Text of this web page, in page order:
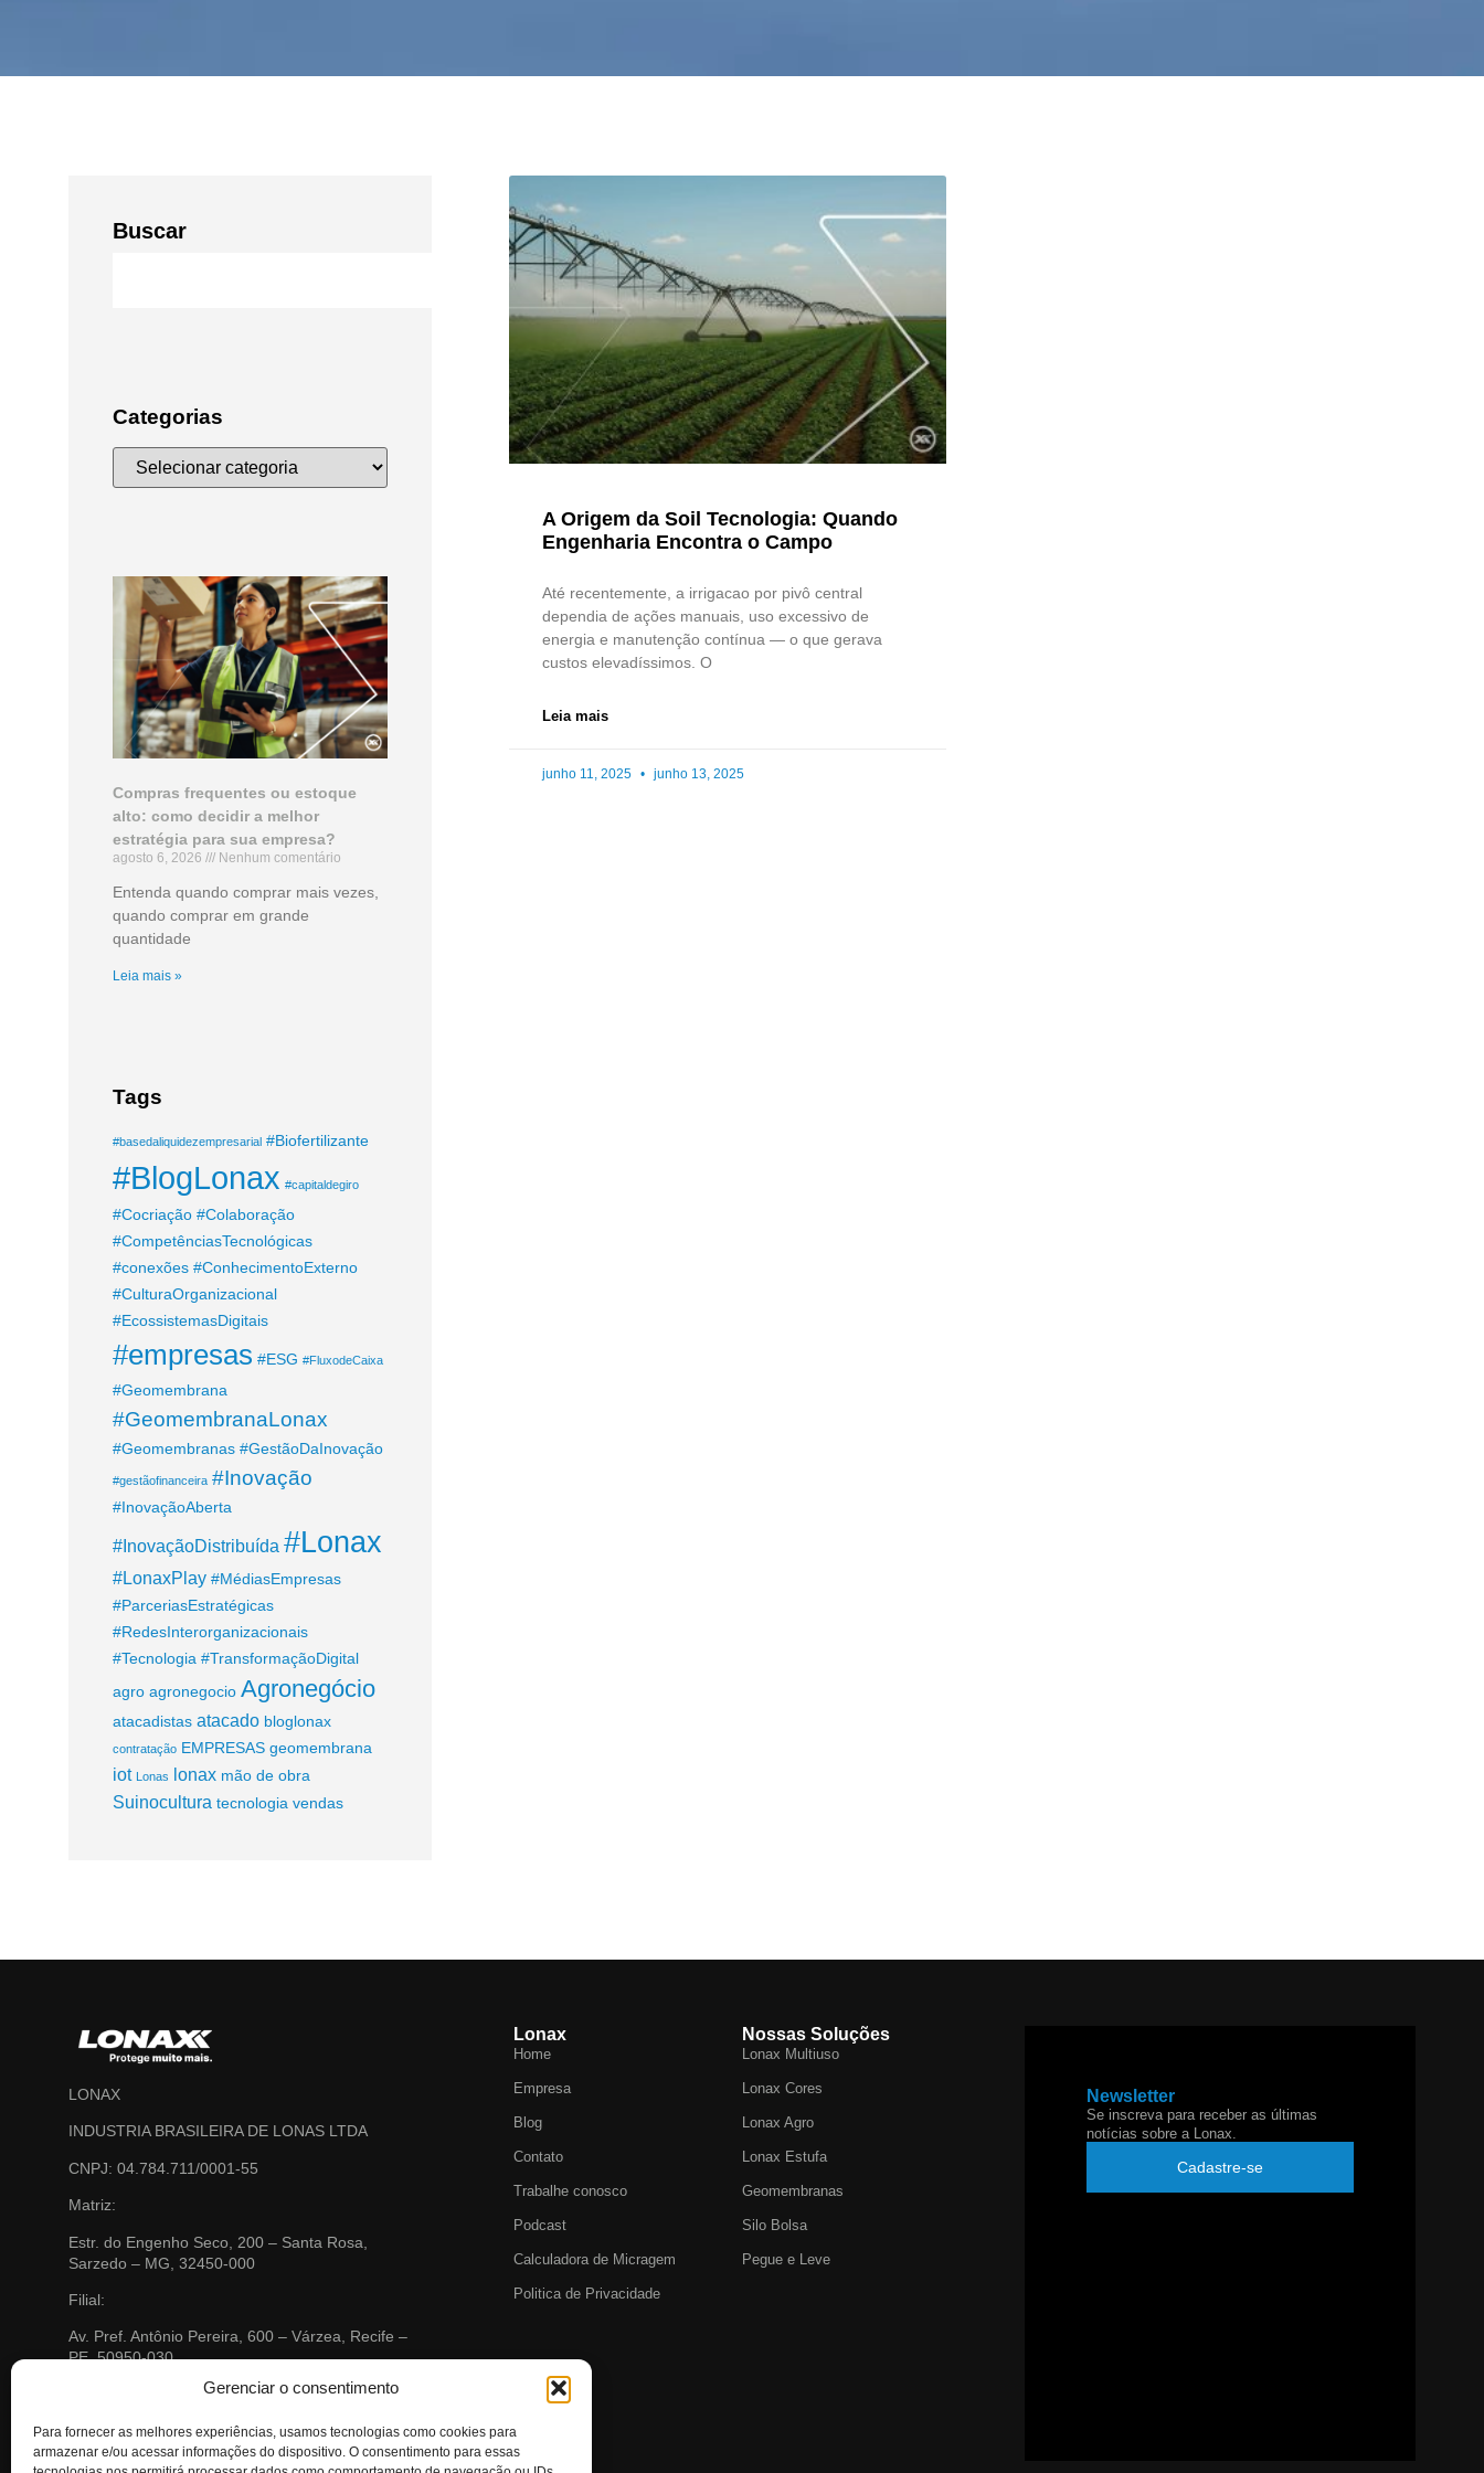
Gerenciar o consentimento
Para fornecer as melhores experiências, usamos tecnologias como cookies para
armazenar e/ou acessar informações do dispositivo. O consentimento para essas
Buscar
Categorias
Compras frequentes ou estoque
alto: como decidir a melhor
estratégia para sua empresa?
agosto 6, 2026 Nenhum comentário
Entenda quando comprar mais vezes,
quando comprar em grande
quantidade
Leia mais »
Tags
#basedaliquidezempresarial #Biofertilizante
#BlogLonax #capitaldegiro
#Cocriação #Colaboração
#CompetênciasTecnológicas
#conexões #ConhecimentoExterno
#CulturaOrganizacional
#EcossistemasDigitais
#empresas #ESG #FluxodeCaixa
#Geomembrana
#GeomembranaLonax
#Geomembranas #GestãoDaInovação
#gestãofinanceira #Inovação
#InovaçãoAberta
#InovaçãoDistribuída #Lonax
#LonaxPlay #MédiasEmpresas
#ParceriasEstratégicas
#RedesInterorganizacionais
#Tecnologia #TransformaçãoDigital
agro agronegocio Agronegócio
atacadistas atacado bloglonax
contratação EMPRESAS geomembrana
iot Lonas lonax mão de obra
Suinocultura tecnologia vendas
A Origem da Soil Tecnologia: Quando
Engenharia Encontra o Campo
Até recentemente, a irrigacao por pivô central
dependia de ações manuais, uso excessivo de
energia e manutenção contínua — o que gerava
custos elevadíssimos. O
Leia mais
junho 11, 2025 junho 13, 2025
LONAX
INDUSTRIA BRASILEIRA DE LONAS LTDA
CNPJ: 04.784.711/0001-55
Matriz:
Estr. do Engenho Seco, 200 – Santa Rosa,
Sarzedo – MG, 32450-000
Filial:
Av. Pref. Antônio Pereira, 600 – Várzea, Recife –
PE, 50950-030
(31) 3577 0300
sac@lonax.com.br
Localização no Google Maps
Lonax
Home
Empresa
Blog
Contato
Trabalhe conosco
Podcast
Calculadora de Micragem
Politica de Privacidade
Nossas Soluções
Lonax Multiuso
Lonax Cores
Lonax Agro
Lonax Estufa
Geomembranas
Silo Bolsa
Pegue e Leve
Newsletter
Se inscreva para receber as últimas
notícias sobre a Lonax.
Cadastre-se